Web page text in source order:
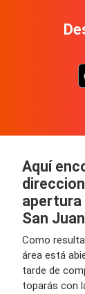
Aquí
apertura
San
Como
área está
tarde de
toparás con